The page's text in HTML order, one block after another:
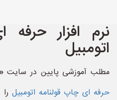
نرم افزار حرفه
اتومبیل
مطلب آموزشی پایین در سایت
حرفه ای چاپ قولنامه اتومبیل